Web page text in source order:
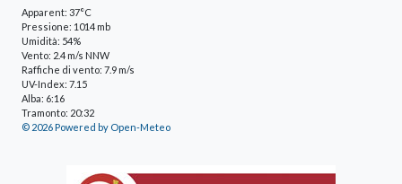
Apparent: 37°C
Pressione: 1014 mb
Umidità: 54%
Vento: 2.4 m/s NNW
Raffiche di vento: 7.9 m/s
UV-Index: 7.15
Alba: 6:16
Tramonto: 20:32
© 2026 Powered by Open-Meteo